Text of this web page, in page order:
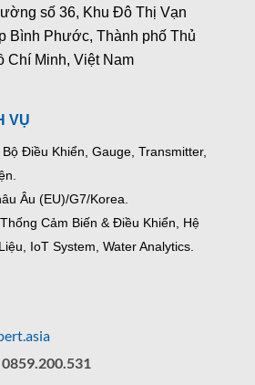
số 36, Khu Đô Thị Vạn
Bình Phước, Thành phố Thủ
Chí Minh, Việt Nam
VỤ
Điều Khiển, Gauge, Transmitter,
Âu (EU)/G7/Korea.
Cảm Biến & Điều Khiển, Hệ
IoT System, Water Analytics.
0859.200.531